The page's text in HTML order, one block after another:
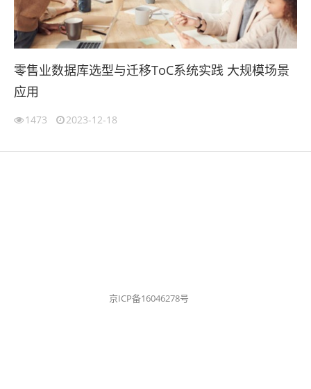
零售业数据库选型与迁移ToC系统实践 大规模场景
应用
1473 2023-12-18
京ICP备16046278号